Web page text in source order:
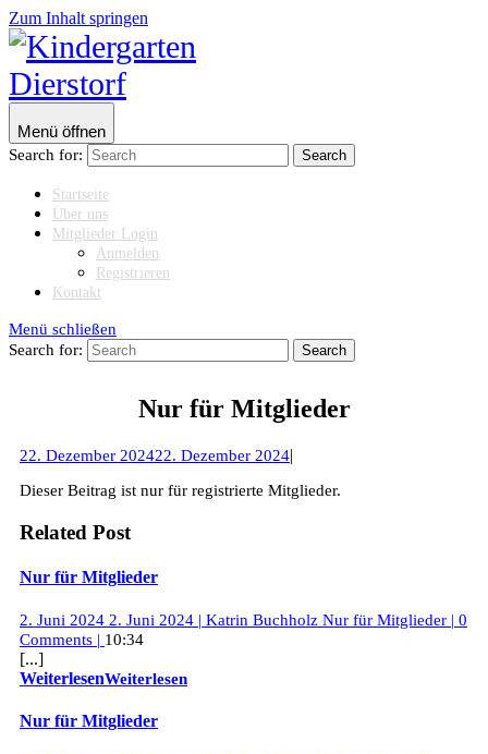
Zum Inhalt springen
Menü öffnen
Search for:
Startseite
Über uns
Mitglieder Login
Anmelden
Registrieren
Kontakt
Menü schließen
Search for:
Nur für Mitglieder
22. Dezember 202422. Dezember 2024|
Dieser Beitrag ist nur für registrierte Mitglieder.
Related Post
Nur für Mitglieder
2. Juni 2024 2. Juni 2024 | Katrin Buchholz Nur für Mitglieder | 0
Comments | 10:34
[...]
WeiterlesenWeiterlesen
Nur für Mitglieder